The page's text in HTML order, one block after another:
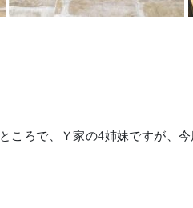
ところで、Ｙ家の4姉妹ですが、